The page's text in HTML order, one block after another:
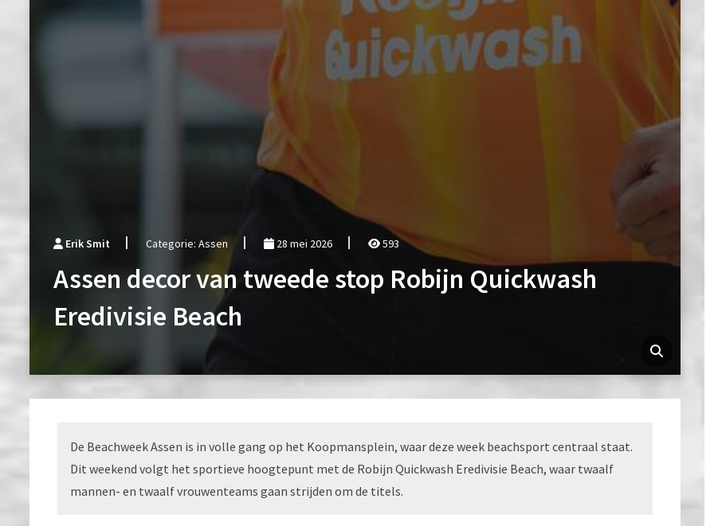
Erik Smit Categorie: Assen 28 mei 2026 593
Assen decor van tweede stop Robijn Quickwash
Eredivisie Beach
De Beachweek Assen is in volle gang op het Koopmansplein, waar deze week beachsport centraal staat.
Dit weekend volgt het sportieve hoogtepunt met de Robijn Quickwash Eredivisie Beach, waar twaalf
mannen- en twaalf vrouwenteams gaan strijden om de titels.